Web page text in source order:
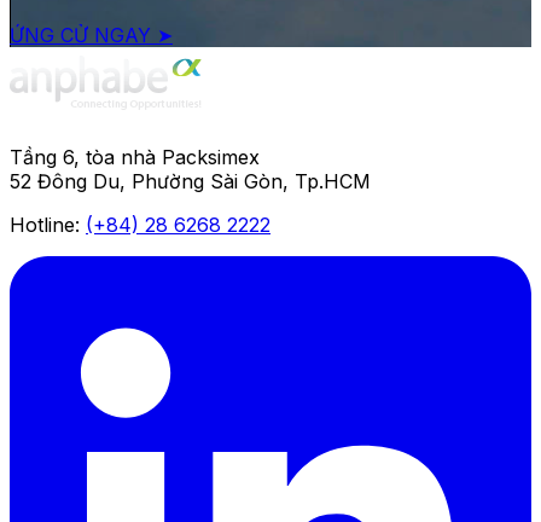
ỨNG CỬ NGAY ➤
Tầng 6, tòa nhà Packsimex
52 Đông Du, Phường Sài Gòn, Tp.HCM
Hotline: (+84) 28 6268 2222